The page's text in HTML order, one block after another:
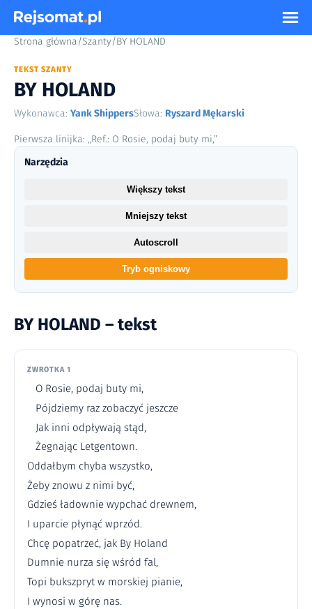
Strona główna/Szanty/BY HOLAND
TEKST SZANTY
BY HOLAND
Wykonawca: Yank ShippersSłowa: Ryszard Mękarski
Pierwsza linijka: „Ref.: O Rosie, podaj buty mi,”
BY HOLAND – tekst
ZWROTKA 1
O Rosie, podaj buty mi,
Pójdziemy raz zobaczyć jeszcze
Jak inni odpływają stąd,
Żegnając Letgentown.
Oddałbym chyba wszystko,
Żeby znowu z nimi być,
Gdzieś ładownie wypchać drewnem,
I uparcie płynąć wprzód.
Chcę popatrzeć, jak By Holand
Dumnie nurza się wśród fal,
Topi bukszpryt w morskiej pianie,
I wynosi w górę nas.
Narzędzia
Większy tekst
Mniejszy tekst
Autoscroll
Tryb ogniskowy